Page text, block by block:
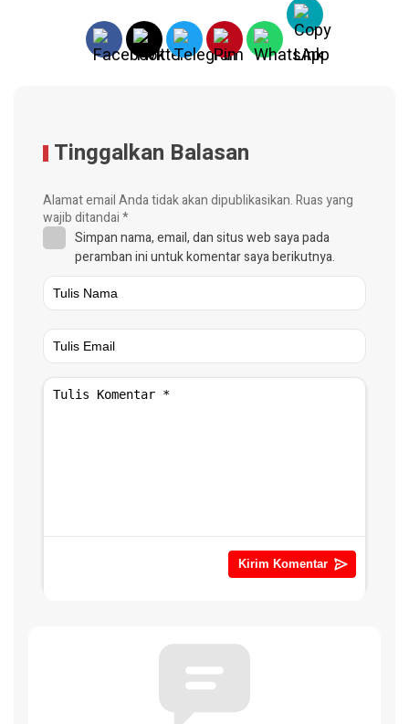
Tinggalkan Balasan
Alamat email Anda tidak akan dipublikasikan.Ruas yang
wajib ditandai*
Simpan nama, email, dan situs web saya pada
peramban ini untuk komentar saya berikutnya.